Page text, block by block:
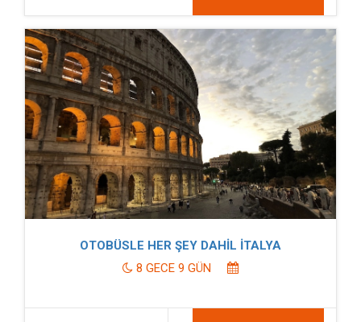
OTOBÜSLE HER ŞEY DAHİL İTALYA
8 GECE 9 GÜN